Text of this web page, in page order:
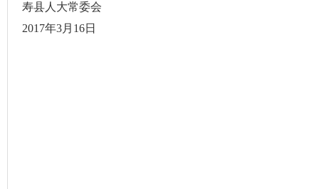
寿县人大常委会
2017年3月 16日